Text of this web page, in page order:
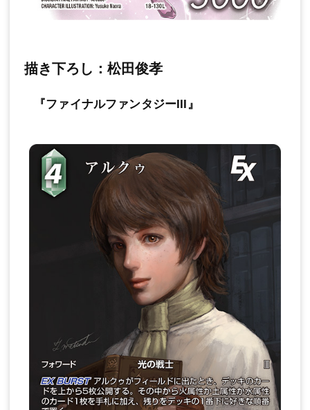
描き下ろし：松田俊孝
『ファイナルファンタジーIII』